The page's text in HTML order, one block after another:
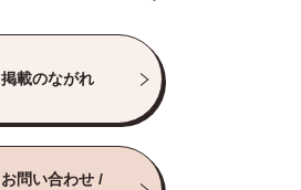
掲載のながれ
お問い合わせ /